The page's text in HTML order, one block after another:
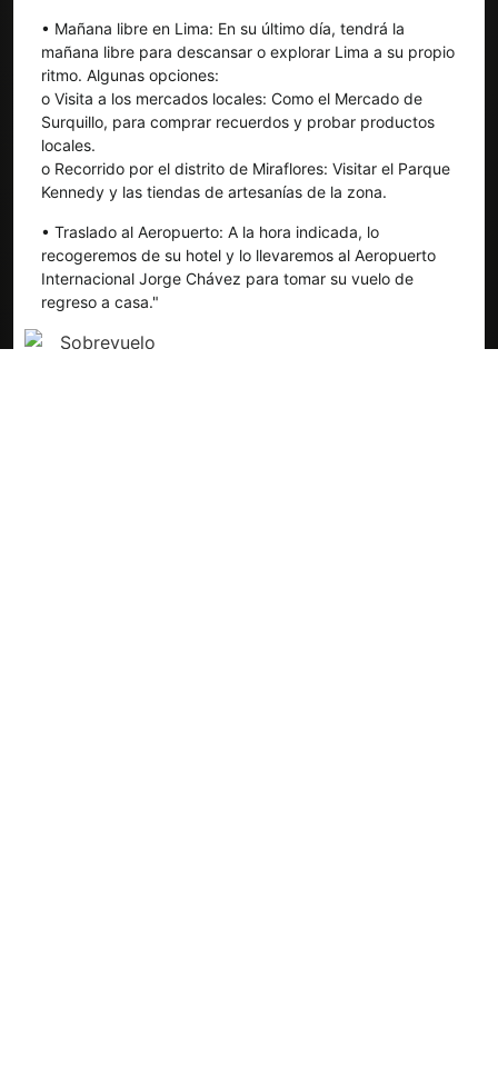
• Mañana libre en Lima: En su último día, tendrá la
mañana libre para descansar o explorar Lima a su propio
ritmo. Algunas opciones:
o Visita a los mercados locales: Como el Mercado de
Surquillo, para comprar recuerdos y probar productos
locales.
o Recorrido por el distrito de Miraflores: Visitar el Parque
Kennedy y las tiendas de artesanías de la zona.
• Traslado al Aeropuerto: A la hora indicada, lo
recogeremos de su hotel y lo llevaremos al Aeropuerto
Internacional Jorge Chávez para tomar su vuelo de
regreso a casa."